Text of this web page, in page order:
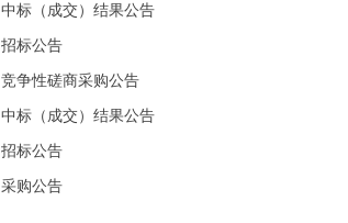
中标（成交）结果公告
招标公告
竞争性磋商采购公告
中标（成交）结果公告
招标公告
采购公告